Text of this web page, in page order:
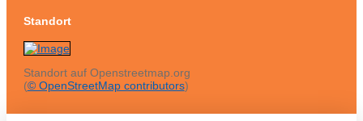
Standort
Standort auf Openstreetmap.org
(© OpenStreetMap contributors)